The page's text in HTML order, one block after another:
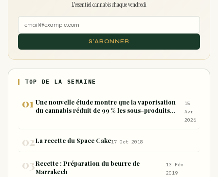
L'essentiel cannabis chaque vendredi
S'ABONNER
TOP DE LA SEMAINE
Une nouvelle étude montre que la vaporisation
du cannabis réduit de 99 % les sous-produits
15
Avr
2026
La recette du Space Cake17 Oct 2018
Recette : Préparation du beurre de
Marrakech
13 Fév
2019